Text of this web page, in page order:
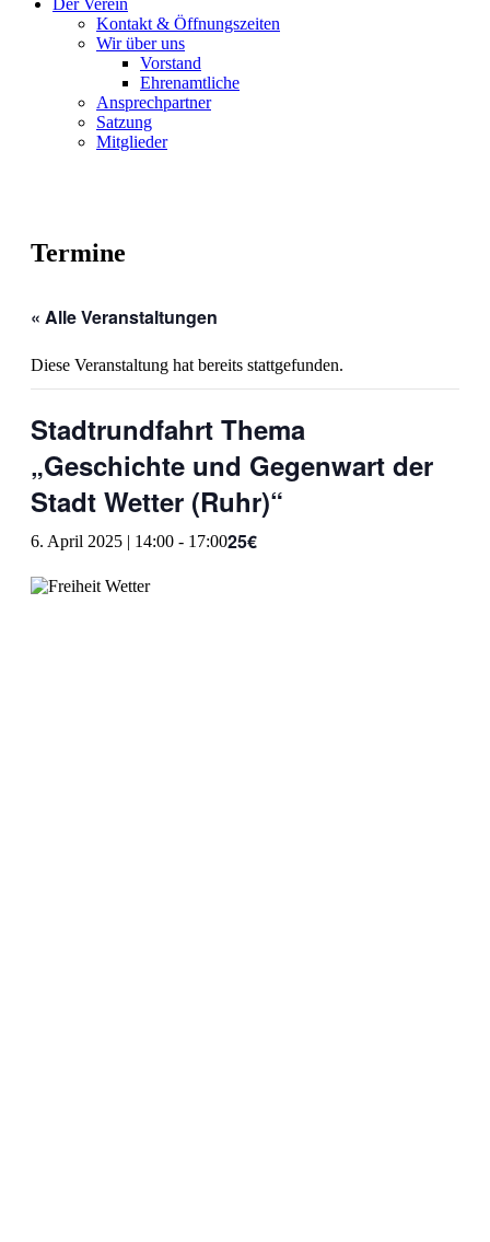
Der Verein
Kontakt & Öffnungszeiten
Wir über uns
Vorstand
Ehrenamtliche
Ansprechpartner
Satzung
Mitglieder
Termine
« Alle Veranstaltungen
Diese Veranstaltung hat bereits stattgefunden.
Stadtrundfahrt Thema
„Geschichte und Gegenwart der
Stadt Wetter (Ruhr)“
6. April 2025 | 14:00 - 17:0025€